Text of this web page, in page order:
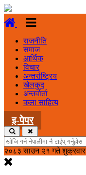
राजनीति
समाज
आर्थिक
विचार
अन्तर्राष्ट्रिय
खेलकुद
अन्तर्वार्ता
कला साहित्य
इ-पेपर
२०८३ साउन २१ गते शुक्रवार